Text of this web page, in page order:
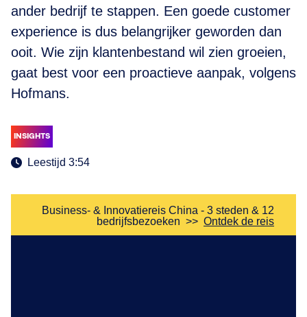
ander bedrijf te stappen. Een goede customer
experience is dus belangrijker geworden dan
ooit. Wie zijn klantenbestand wil zien groeien,
gaat best voor een proactieve aanpak, volgens
Hofmans.
INSIGHTS
Leestijd 3:54
Business- & Innovatiereis China - 3 steden & 12
bedrijfsbezoeken >> Ontdek de reis